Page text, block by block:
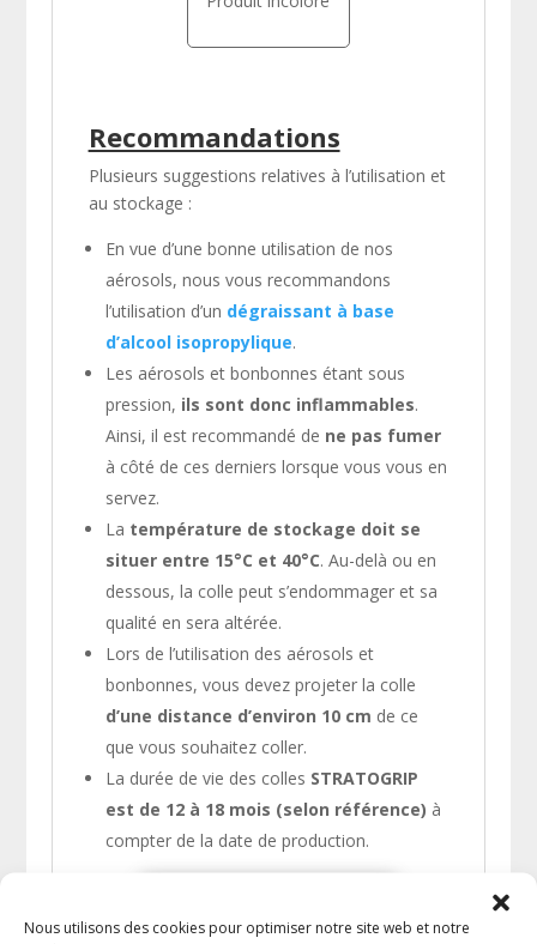
Nous utilisons des cookies pour optimiser notre site web et notre
Recommandations
Plusieurs suggestions relatives à l’utilisation et
au stockage :
En vue d’une bonne utilisation de nos
aérosols, nous vous recommandons
l’utilisation d’un dégraissant à base
d’alcool isopropylique.
Les aérosols et bonbonnes étant sous
pression, ils sont donc inflammables.
Ainsi, il est recommandé de ne pas fumer
à côté de ces derniers lorsque vous vous en
servez.
La température de stockage doit se
situer entre 15°C et 40°C. Au-delà ou en
dessous, la colle peut s’endommager et sa
qualité en sera altérée.
Lors de l’utilisation des aérosols et
bonbonnes, vous devez projeter la colle
d’une distance d’environ 10 cm de ce
que vous souhaitez coller.
La durée de vie des colles STRATOGRIP
est de 12 à 18 mois (selon référence) à
compter de la date de production.